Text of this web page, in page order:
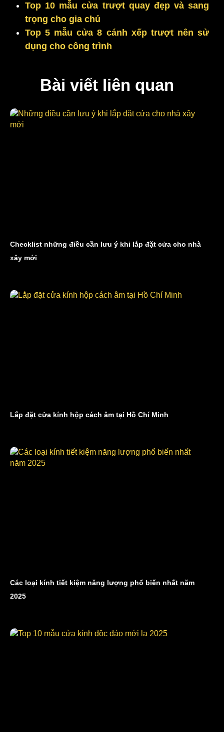
Top 10 mẫu cửa trượt quay đẹp và sang
trọng cho gia chủ
Top 5 mẫu cửa 8 cánh xếp trượt nên sử
dụng cho công trình
Bài viết liên quan
Checklist những điều cần lưu ý khi lắp đặt cửa cho nhà
xây mới
Lắp đặt cửa kính hộp cách âm tại Hồ Chí Minh
Các loại kính tiết kiệm năng lượng phổ biến nhất năm
2025